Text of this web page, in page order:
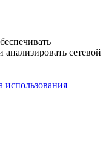
сетевой
использования